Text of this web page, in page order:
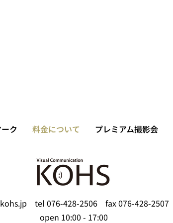
ク 料金について プレミアム撮影会
tel 076-428-2506 fax 076-428-2507
open 10:00 - 17:00